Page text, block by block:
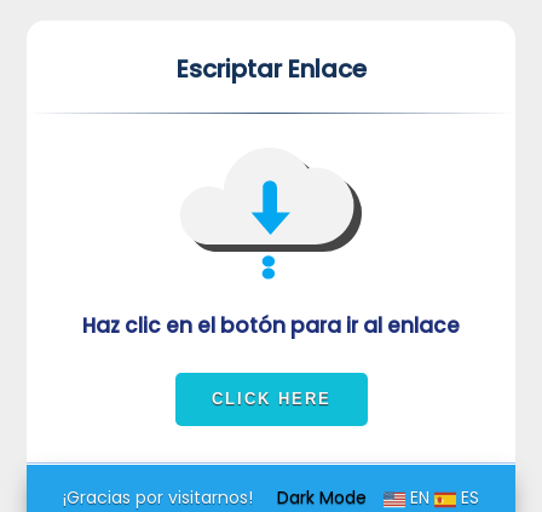
Escriptar Enlace
Haz clic en el botón para ir al enlace
Dark Mode EN ES
¡Gracias por visitarnos!
VUVORmRFeFRNVlJrUjBZd1kza3dkRkJuUFQwPQ==